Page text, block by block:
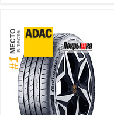
#1
МЕСТОв тесте